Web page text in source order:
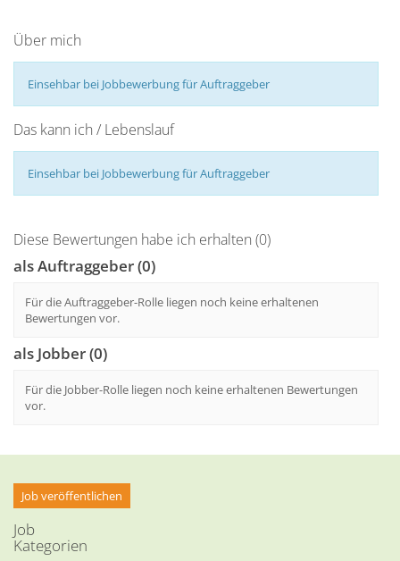
Über mich
Einsehbar bei Jobbewerbung für Auftraggeber
Das kann ich / Lebenslauf
Einsehbar bei Jobbewerbung für Auftraggeber
Diese Bewertungen habe ich erhalten (0)
als Auftraggeber (0)
Für die Auftraggeber-Rolle liegen noch keine erhaltenen
Bewertungen vor.
als Jobber (0)
Für die Jobber-Rolle liegen noch keine erhaltenen Bewertungen
vor.
Job veröffentlichen
Job
Kategorien